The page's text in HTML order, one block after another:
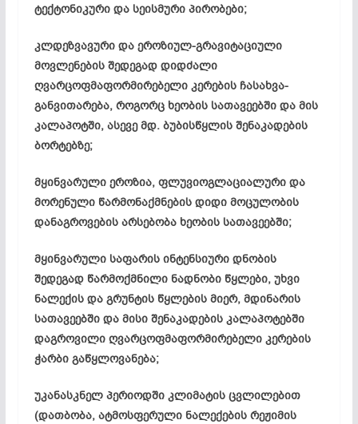
ტექტონიკური და სეისმური პირობები;
კლდეზვავური და ეროზიულ-გრავიტაციული
მოვლენების შედეგად დიდძალი
ღვარცოფმაფორმირებელი კერების ჩასახვა-
განვითარება, როგორც ხეობის სათავეებში და მის
კალაპოტში, ასევე მდ. ბუბისწყლის შენაკადების
ბორტებზე;
მყინვარული ეროზია, ფლუვიოგლაციალური და
მორენული წარმონაქმნების დიდი მოცულობის
დანაგროვების არსებობა ხეობის სათავეებში;
მყინვარული საფარის ინტენსიური დნობის
შედეგად წარმოქმნილი ნადნობი წყლები, უხვი
ნალექის და გრუნტის წყლების მიერ, მდინარის
სათავეებში და მისი შენაკადების კალაპოტებში
დაგროვილი ღვარცოფმაფორმირებელი კერების
ჭარბი გაწყლოვანება;
უკანასკნელ პერიოდში კლიმატის ცვლილებით
(დათბობა, ატმოსფერული ნალექების რეჟიმის